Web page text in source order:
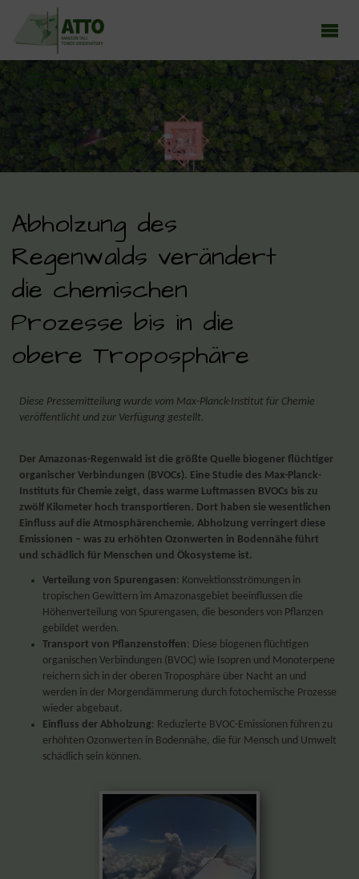
ATTO - AMAZON TALL TOWER OBSERVATORY
Abholzung des
Regenwalds verändert
die chemischen
Prozesse bis in die
obere Troposphäre
Diese Pressemitteilung wurde vom Max-Planck-Institut für Chemie
veröffentlicht und zur Verfügung gestellt.
Der Amazonas-Regenwald ist die größte Quelle biogener flüchtiger
organischer Verbindungen (BVOCs). Eine Studie des Max-Planck-
Instituts für Chemie zeigt, dass warme Luftmassen BVOCs bis zu
zwölf Kilometer hoch transportieren. Dort haben sie wesentlichen
Einfluss auf die Atmosphärenchemie. Abholzung verringert diese
Emissionen – was zu erhöhten Ozonwerten in Bodennähe führt
und schädlich für Menschen und Ökosysteme ist.
Verteilung von Spurengasen: Konvektionsströmungen in
tropischen Gewittern im Amazonasgebiet beeinflussen die
Höhenverteilung von Spurengasen, die besonders von Pflanzen
gebildet werden.
Transport von Pflanzenstoffen: Diese biogenen flüchtigen
organischen Verbindungen (BVOC) wie Isopren und Monoterpene
reichern sich in der oberen Troposphäre über Nacht an und
werden in der Morgendämmerung durch fotochemische Prozesse
wieder abgebaut.
Einfluss der Abholzung: Reduzierte BVOC-Emissionen führen zu
erhöhten Ozonwerten in Bodennähe, die für Mensch und Umwelt
schädlich sein können.